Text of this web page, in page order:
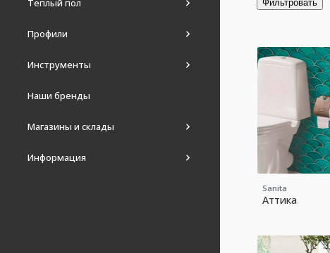
Теплый пол
Профили
Инструменты
Наши бренды
Магазины и склады
Информация
Фильтровать
Sanita
Аттика